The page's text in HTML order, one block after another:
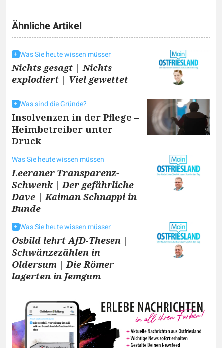
Ähnliche Artikel
Was Sie heute wissen müssen
Nichts gesagt | Nichts
explodiert | Viel gewettet
Was sind die Gründe?
Insolvenzen in der Pflege –
Heimbetreiber unter
Druck
Was Sie heute wissen müssen
Leeraner Transparenz-
Schwenk | Der gefährliche
Dave | Kaiman Schnappi in
Bunde
Was Sie heute wissen müssen
Osbild lehrt AfD-Thesen |
Schwänzezählen in
Oldersum | Die Römer
lagerten in Jemgum